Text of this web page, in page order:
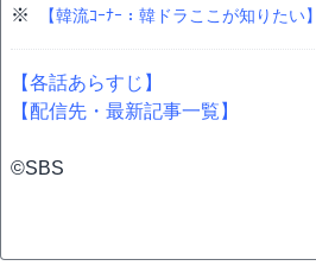
※ 【韓流ｺｰﾅｰ：韓ドラここが知りた
【各話あらすじ】
【配信先・最新記事一覧】
©SBS